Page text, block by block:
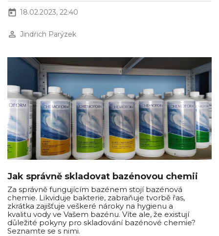
today 18.02.2023, 22:40
perm_identity Jindřich Parýzek
Jak správně skladovat bazénovou chemii
Za správně fungujícím bazénem stojí bazénová
chemie. Likviduje bakterie, zabraňuje tvorbě řas,
zkrátka zajišťuje veškeré nároky na hygienu a
kvalitu vody ve Vašem bazénu. Víte ale, že existují
důležité pokyny pro skladování bazénové chemie?
Seznamte se s nimi.